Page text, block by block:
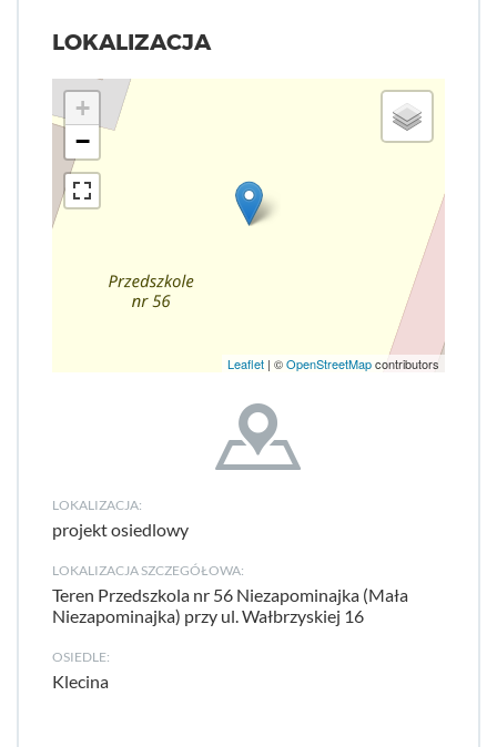
LOKALIZACJA
+
−
Leaflet | ©OpenStreetMapcontributors
LOKALIZACJA:
projekt osiedlowy
LOKALIZACJA SZCZEGÓŁOWA:
Teren Przedszkola nr 56 Niezapominajka (Mała
Niezapominajka) przy ul. Wałbrzyskiej 16
OSIEDLE:
Klecina